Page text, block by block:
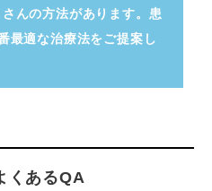
んの方法があります。患
最適な治療法をご提案し
くあるQA